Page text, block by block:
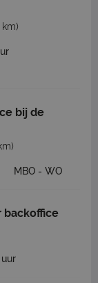
km)
bij de
MBO - WO
backoffice